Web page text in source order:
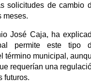
solicitudes de cambio
meses.
José Caja, ha
permite este tipo
término municipal,
requerían una
futuros.